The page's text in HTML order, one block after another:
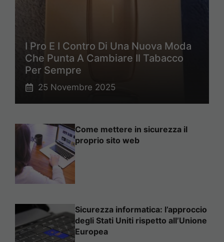
I Pro E I Contro Di Una Nuova Moda
Che Punta A Cambiare Il Tabacco
Per Sempre
25 Novembre 2025
Come mettere in sicurezza il
proprio sito web
Sicurezza informatica: l’approccio
degli Stati Uniti rispetto all’Unione
Europea